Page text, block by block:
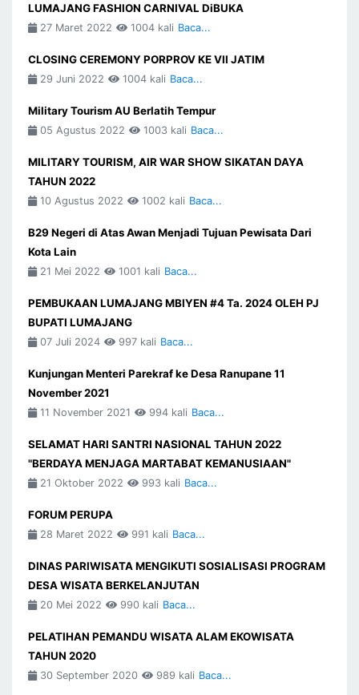
LUMAJANG FASHION CARNIVAL DiBUKA
27 Maret 2022 1004 kali Baca...
CLOSING CEREMONY PORPROV KE VII JATIM
29 Juni 2022 1004 kali Baca...
Military Tourism AU Berlatih Tempur
05 Agustus 2022 1003 kali Baca...
MILITARY TOURISM, AIR WAR SHOW SIKATAN DAYA
TAHUN 2022
10 Agustus 2022 1002 kali Baca...
B29 Negeri di Atas Awan Menjadi Tujuan Pewisata Dari
Kota Lain
21 Mei 2022 1001 kali Baca...
PEMBUKAAN LUMAJANG MBIYEN #4 Ta. 2024 OLEH PJ
BUPATI LUMAJANG
07 Juli 2024 997 kali Baca...
Kunjungan Menteri Parekraf ke Desa Ranupane 11
November 2021
11 November 2021 994 kali Baca...
SELAMAT HARI SANTRI NASIONAL TAHUN 2022
"BERDAYA MENJAGA MARTABAT KEMANUSIAAN"
21 Oktober 2022 993 kali Baca...
FORUM PERUPA
28 Maret 2022 991 kali Baca...
DINAS PARIWISATA MENGIKUTI SOSIALISASI PROGRAM
DESA WISATA BERKELANJUTAN
20 Mei 2022 990 kali Baca...
PELATIHAN PEMANDU WISATA ALAM EKOWISATA
TAHUN 2020
30 September 2020 989 kali Baca...